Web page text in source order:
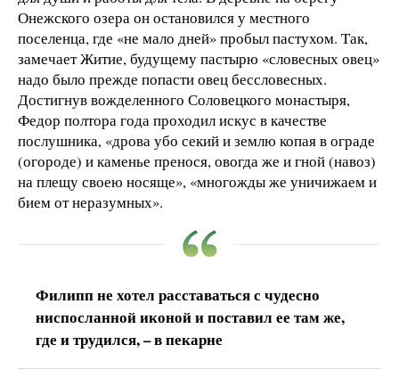
Онежского озера он остановился у местного
поселенца, где «не мало дней» пробыл пастухом. Так,
замечает Житие, будущему пастырю «словесных овец»
надо было прежде попасти овец бессловесных.
Достигнув вожделенного Соловецкого монастыря,
Федор полтора года проходил искус в качестве
послушника, «дрова убо секий и землю копая в ограде
(огороде) и каменье пренося, овогда же и гной (навоз)
на плещу своею носяще», «многожды же уничижаем и
бием от неразумных».
Филипп не хотел расставаться с чудесно
ниспосланной иконой и поставил ее там же,
где и трудился, – в пекарне